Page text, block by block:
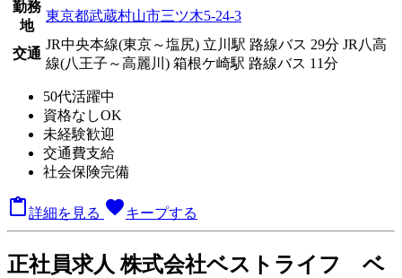
勤務
地
東京都武蔵村山市三ツ木5-24-3
交通
JR中央本線(東京～塩尻) 立川駅 路線バス 29分 JR八高
線(八王子～高麗川) 箱根ケ崎駅 路線バス 11分
50代活躍中
資格なしOK
未経験歓迎
交通費支給
社会保険完備
 詳細を見る favoriteキープする
正社員求人 株式会社ベストライフ ベ